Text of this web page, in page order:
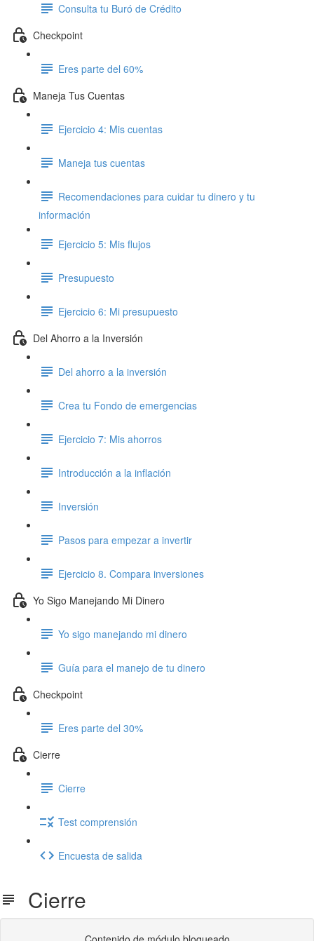
Consulta tu Buró de Crédito
Checkpoint
Eres parte del 60%
Maneja Tus Cuentas
Ejercicio 4: Mis cuentas
Maneja tus cuentas
Recomendaciones para cuidar tu dinero y tu
información
Ejercicio 5: Mis flujos
Presupuesto
Ejercicio 6: Mi presupuesto
Del Ahorro a la Inversión
Del ahorro a la inversión
Crea tu Fondo de emergencias
Ejercicio 7: Mis ahorros
Introducción a la inflación
Inversión
Pasos para empezar a invertir
Ejercicio 8. Compara inversiones
Yo Sigo Manejando Mi Dinero
Yo sigo manejando mi dinero
Guía para el manejo de tu dinero
Checkpoint
Eres parte del 30%
Cierre
Cierre
Test comprensión
Encuesta de salida
Cierre